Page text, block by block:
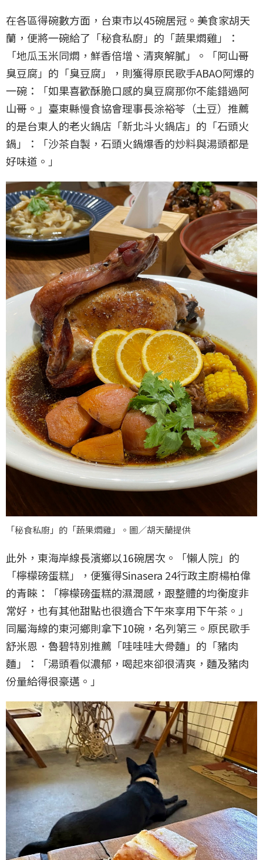
在各區得碗數方面，台東市以45碗居冠。美食家胡天
蘭，便將一碗給了「秘食私廚」的「蔬果燜雞」：
「地瓜玉米同燜，鮮香倍增、清爽解膩」。「阿山哥
臭豆腐」的「臭豆腐」，則獲得原民歌手ABAO阿爆的
一碗：「如果喜歡酥脆口感的臭豆腐那你不能錯過阿
山哥。」臺東縣慢食協會理事長涂裕苓（土豆）推薦
的是台東人的老火鍋店「新北斗火鍋店」的「石頭火
鍋」：「沙茶自製，石頭火鍋爆香的炒料與湯頭都是
好味道。」
「秘食私廚」的「蔬果燜雞」。圖／胡天蘭提供
此外，東海岸線長濱鄉以16碗居次。「懶人院」的
「檸檬磅蛋糕」，便獲得Sinasera 24行政主廚楊柏偉
的青睞：「檸檬磅蛋糕的濕潤感，跟整體的均衡度非
常好，也有其他甜點也很適合下午來享用下午茶。」
同屬海線的東河鄉則拿下10碗，名列第三。原民歌手
舒米恩．魯碧特別推薦「哇哇哇大骨麵」的「豬肉
麵」：「湯頭看似濃郁，喝起來卻很清爽，麵及豬肉
份量給得很豪邁。」